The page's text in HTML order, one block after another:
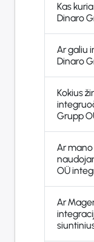
Kas
Dinaro
Ar galiu
Dinaro
Kokius
Grupp
Ar
OÜ
Ar